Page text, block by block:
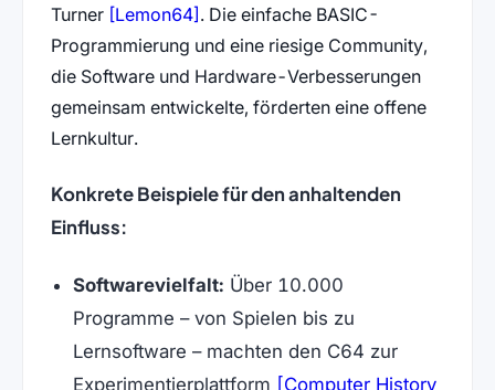
Turner [Lemon64] (öffnet in neuem Tab)
. Die einfache BASIC-
Programmierung und eine riesige Community,
die Software und Hardware-Verbesserungen
gemeinsam entwickelte, förderten eine offene
Lernkultur.
Konkrete Beispiele für den anhaltenden
Einfluss:
Softwarevielfalt: Über 10.000
Programme – von Spielen bis zu
Lernsoftware – machten den C64 zur
Experimentierplattform [Computer History